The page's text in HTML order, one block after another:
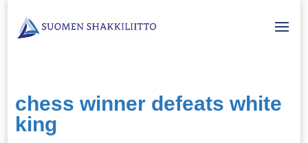
chess winner defeats white
king